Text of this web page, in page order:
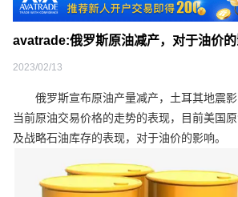
avatrade:俄罗斯原油减产，对于油价
2023/02/13
俄罗斯宣布原油产量减产，土耳其地震影
当前原油交易价格的走势的表现，目前美国
及战略石油库存的表现，对于油价的影响。